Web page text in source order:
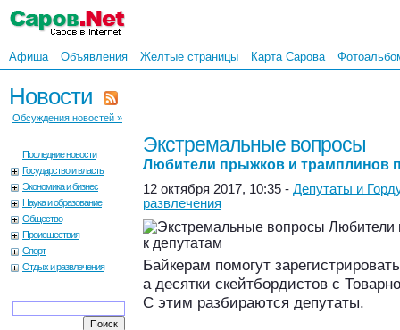
Афиша Объявления Желтые страницы Карта Сарова
Новости
Обсуждения новостей »
Последние новости
Государство и власть
Экономика и бизнес
Наука и образование
Общество
Происшествия
Спорт
Отдых и развлечения
Экстремальные вопросы
Любители прыжков и трамплинов
12 октября 2017, 10:35 - Депутаты и
развлечения
Байкерам помогут
а десятки скейтбордистов с
С этим разбираются депутаты.